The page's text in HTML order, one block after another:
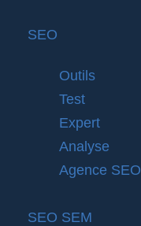
SEO
Outils
Test
Expert
Analyse
Agence SEO
SEO SEM